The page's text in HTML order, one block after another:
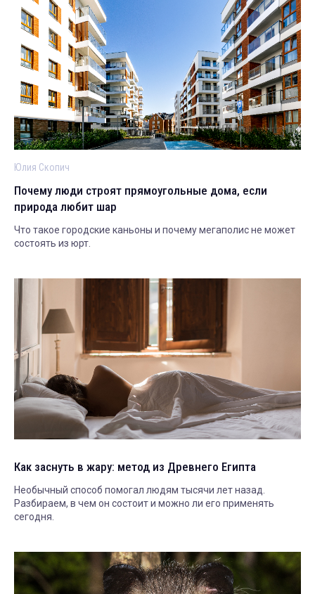
Юлия Скопич
Почему люди строят прямоугольные дома, если
природа любит шар
Что такое городские каньоны и почему мегаполис не может
состоять из юрт.
Как заснуть в жару: метод из Древнего Египта
Необычный способ помогал людям тысячи лет назад.
Разбираем, в чем он состоит и можно ли его применять
сегодня.